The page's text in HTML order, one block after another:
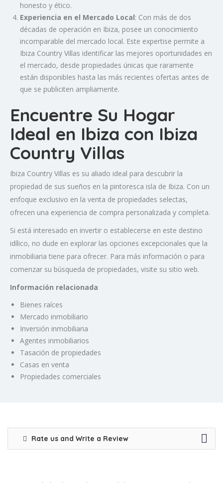
honesto y ético.
Experiencia en el Mercado Local: Con más de dos
décadas de operación en Ibiza, posee un conocimiento
incomparable del mercado local. Este expertise permite a
Ibiza Country Villas identificar las mejores oportunidades en
el mercado, desde propiedades únicas que raramente
están disponibles hasta las más recientes ofertas antes de
que se publiciten ampliamente.
Encuentre Su Hogar
Ideal en Ibiza con Ibiza
Country Villas
Ibiza Country Villas es su aliado ideal para descubrir la
propiedad de sus sueños en la pintoresca isla de Ibiza. Con un
enfoque exclusivo en la venta de propiedades selectas,
ofrecen una experiencia de compra personalizada y completa.
Si está interesado en invertir o establecerse en este destino
idílico, no dude en explorar las opciones excepcionales que la
inmobiliaria tiene para ofrecer. Para más información o para
comenzar su búsqueda de propiedades, visite su sitio web.
Información relacionada
Bienes raíces
Mercado inmobiliario
Inversión inmobiliaria
Agentes inmobiliarios
Tasación de propiedades
Casas en venta
Propiedades comerciales
Rate us and Write a Review